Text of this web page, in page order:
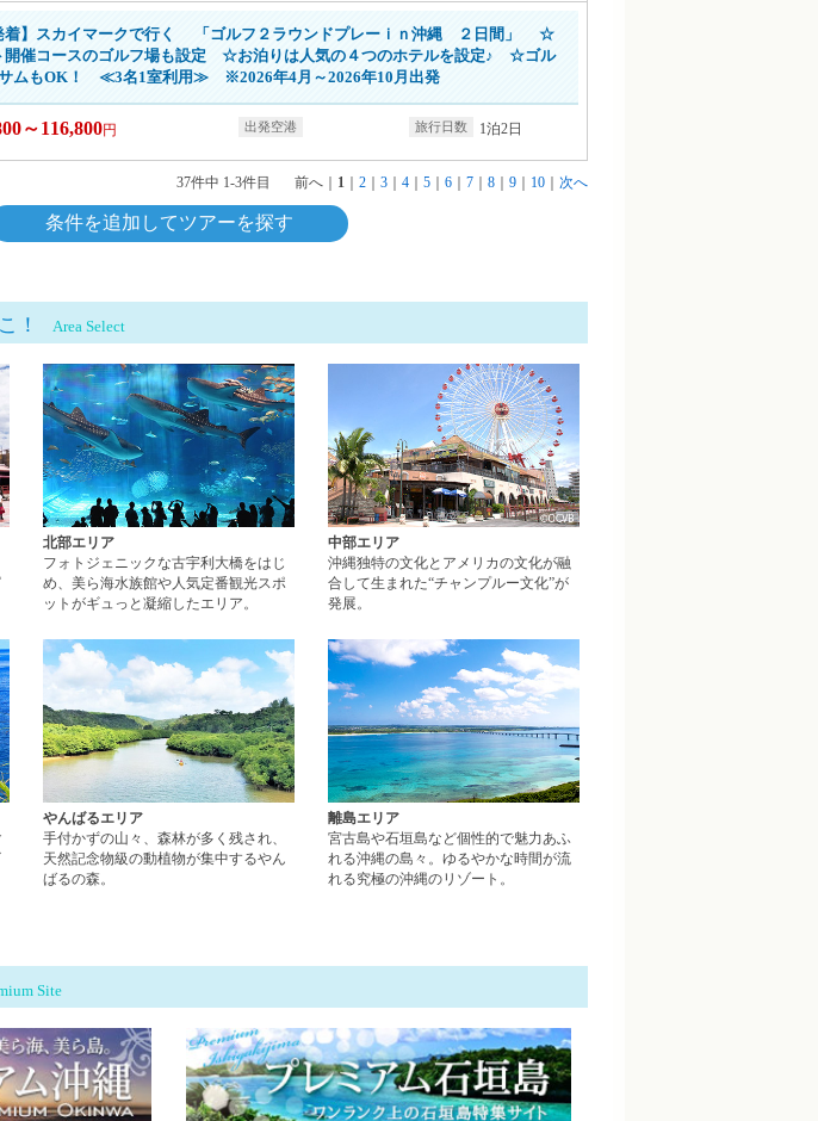
着】スカイマークで行く 「ゴルフ２ラウンドプレーｉｎ沖縄 ２日間」 ☆
開催コースのゴルフ場も設定 ☆お泊りは人気の４つのホテルを設定♪ ☆ゴル
サムもOK！ ≪3名1室利用≫ ※2026年4月～2026年10月出発
～116,800円 1泊2日
37件中 1-3件目 前へ ｜ 1 ｜2 ｜3 ｜4 ｜5 ｜6 ｜7 ｜8 ｜9 ｜ 10 ｜ 次へ
条件を追加してツアーを探す
！ Area Select
那覇・南部エリアページへ
北部エリア
フォトジェニックな古宇利大橋をはじ
め、美ら海水族館や人気定番観光スポ
ットがギュっと凝縮したエリア。
北部エリアページへ
中部エリア
沖縄独特の文化とアメリカの文化が融
合して生まれた“チャンプルー文化”が
発展。
西海岸エリアページへ
やんばるエリア
手付かずの山々、森林が多く残され、
天然記念物級の動植物が集中するやん
ばるの森。
やんばるエリアページへ
離島エリア
宮古島や石垣島など個性的で魅力あふ
れる沖縄の島々。ゆるやかな時間が流
れる究極の沖縄のリゾート。
Site